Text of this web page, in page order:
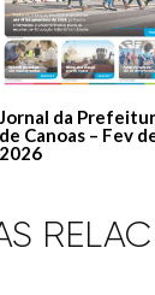
Jornal da
de Canoas – Fev
2026